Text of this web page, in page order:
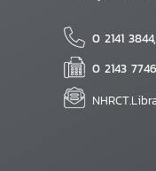
0 2141
0 2143 7746